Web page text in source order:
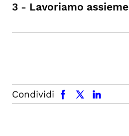
3 - Lavoriamo assieme
Condividi
facebook x.com linkedin